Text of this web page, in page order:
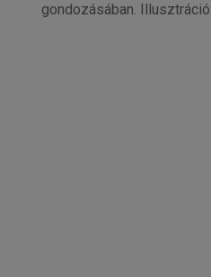
gondozásában.